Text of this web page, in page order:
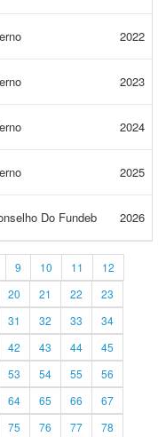
2022
2023
2024
2025
Do Fundeb 2026
9 10 11
12
20 21 22
23
31 32 33
34
42 43 44
45
53 54 55
56
64 65 66
67
75 76 77 78